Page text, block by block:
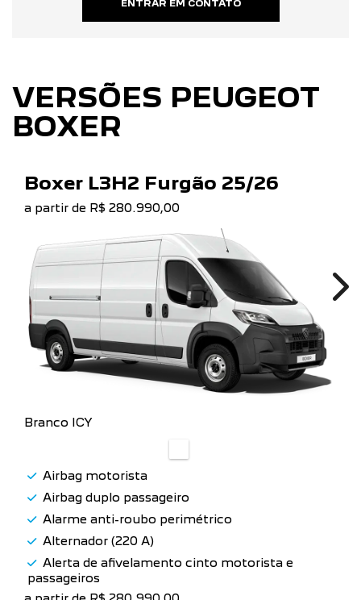
ENTRAR EM CONTATO
VERSÕES PEUGEOT
BOXER
Boxer L3H2 Furgão 25/26
a partir de R$ 280.990,00
Branco ICY
Airbag motorista
Airbag duplo passageiro
Alarme anti-roubo perimétrico
Alternador (220 A)
Alerta de afivelamento cinto motorista e
passageiros